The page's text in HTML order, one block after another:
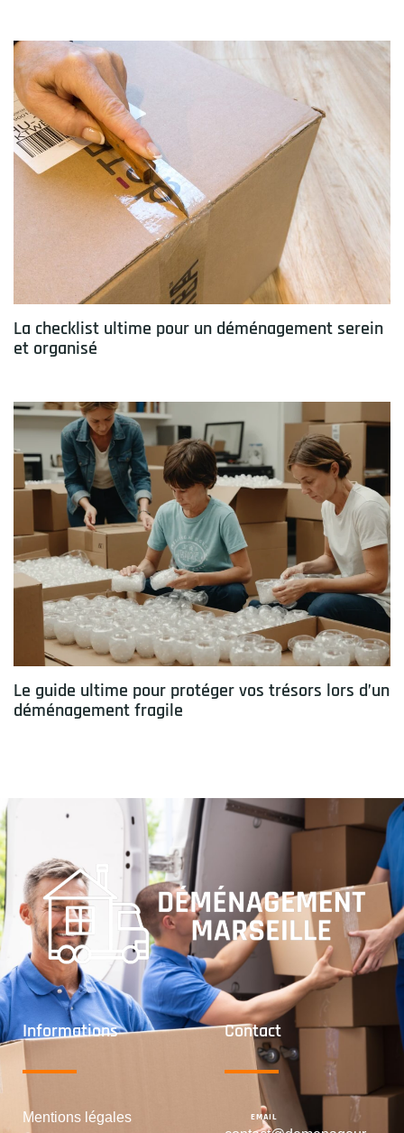
La checklist ultime pour un déménagement serein
et organisé
Le guide ultime pour protéger vos trésors lors d’un
déménagement fragile
Informations
Mentions légales
Contact
EMAIL